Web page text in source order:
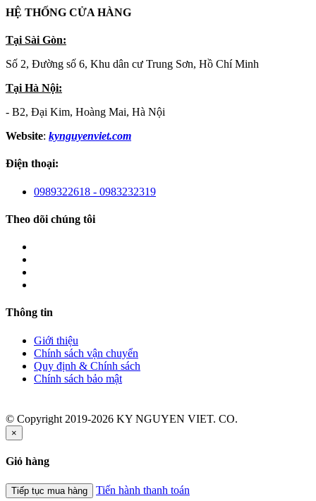
HỆ THỐNG CỬA HÀNG
Tại Sài Gòn:
Số 2, Đường số 6, Khu dân cư Trung Sơn, Hồ Chí Minh
Tại Hà Nội:
- B2, Đại Kim, Hoàng Mai, Hà Nội
Website: kynguyenviet.com
Điện thoại:
0989322618 - 0983232319
Theo dõi chúng tôi
Thông tin
Giới thiệu
Chính sách vận chuyển
Quy định & Chính sách
Chính sách bảo mật
© Copyright 2019-2026 KY NGUYEN VIET. CO.
×
Giỏ hàng
Tiếp tục mua hàng Tiến hành thanh toán